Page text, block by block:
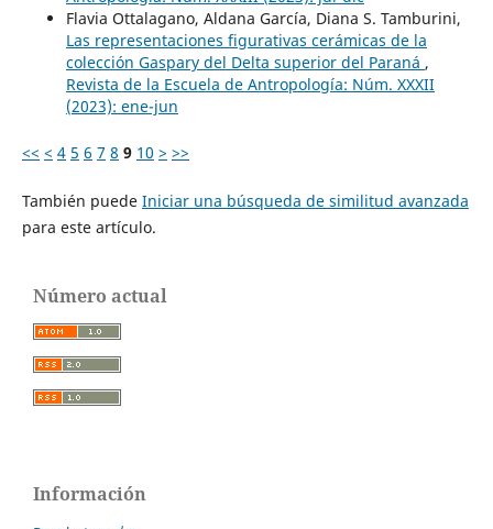
Flavia Ottalagano, Aldana García, Diana S. Tamburini,
Las representaciones figurativas cerámicas de la
colección Gaspary del Delta superior del Paraná ,
Revista de la Escuela de Antropología: Núm. XXXII
(2023): ene-jun
<< < 4 5 6 7 8 9 10 > >>
También puede Iniciar una búsqueda de similitud avanzada
para este artículo.
Número actual
Información